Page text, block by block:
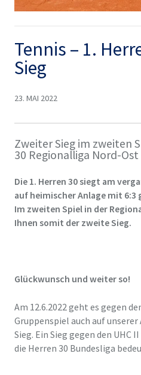
Tennis – 1.
Sieg
23. MAI 2022
Zweiter Sieg im zweiten
30 Regionalliga Nord-Ost
Die 1. Herren 30 siegt am
auf heimischer Anlage mit 6:3
Im zweiten Spiel in der
Ihnen somit der zweite Sieg.
Glückwunsch und weiter so!
Am 12.6.2022 geht es gegen
Gruppenspiel auch auf
Sieg. Ein Sieg gegen den UHC
die Herren 30 Bundesliga